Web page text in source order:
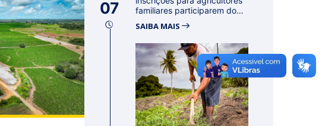
07
familiares participarem do
SAIBA MAIS